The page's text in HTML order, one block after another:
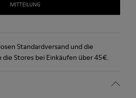
MITTEILUNG
Standardversand und die
Stores bei Einkäufen über 45€.